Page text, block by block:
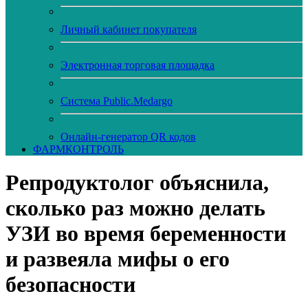
Личный кабинет покупателя
Электронная торговая площадка
Система Public.Medargo
Онлайн-генератор QR кодов
ФАРМКОНТРОЛЬ
Репродуктолог объяснила,
сколько раз можно делать
УЗИ во время беременности
и развеяла мифы о его
безопасности